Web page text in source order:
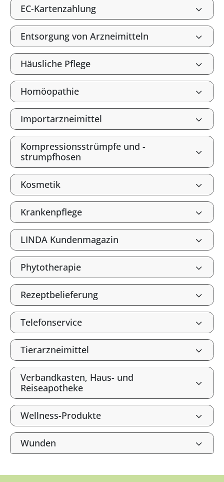
EC-Kartenzahlung
Entsorgung von Arzneimitteln
Häusliche Pflege
Homöopathie
Importarzneimittel
Kompressionsstrümpfe und -
strumpfhosen
Kosmetik
Krankenpflege
LINDA Kundenmagazin
Phytotherapie
Rezeptbelieferung
Telefonservice
Tierarzneimittel
Verbandkasten, Haus- und
Reiseapotheke
Wellness-Produkte
Wunden